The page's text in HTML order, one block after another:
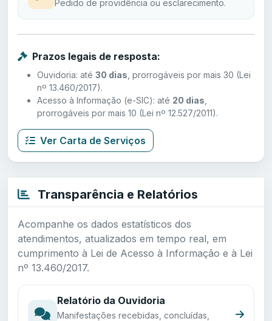
Pedido de providência ou esclarecimento.
Prazos legais de resposta:
Ouvidoria: até 30 dias , prorrogáveis por mais 30 (Lei
nº 13.460/2017).
Acesso à Informação (e-SIC): até 20 dias
prorrogáveis por mais 10 (Lei nº 12.527/2011).
Ver Carta de Serviços
Transparência e Relatórios
Acompanhe os dados estatísticos dos
atendimentos, atualizados em tempo real, em
cumprimento à Lei de Acesso à Informação e à Lei
nº 13.460/2017.
Relatório da Ouvidoria
Manifestações recebidas, concluídas,